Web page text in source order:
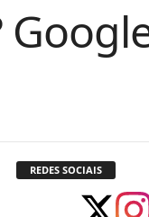
REDES SOCIAIS